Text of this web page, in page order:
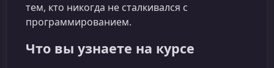
тем, кто никогда не сталкивался с
программированием.
Что вы узнаете на курсе